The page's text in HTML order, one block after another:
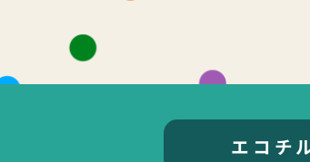
エコチ